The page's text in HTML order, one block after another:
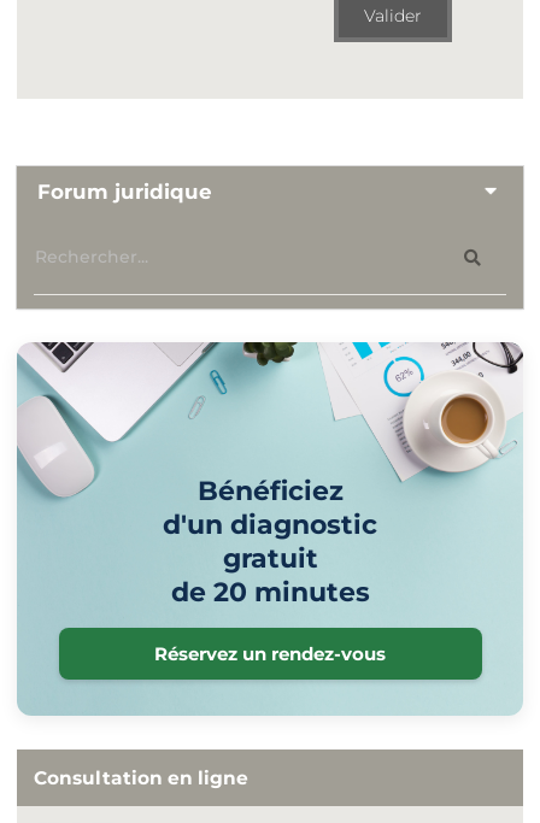
Valider
Forum juridique
Bénéficiez
d'un diagnostic
gratuit
de 20 minutes
Réservez un rendez-vous
Consultation en ligne